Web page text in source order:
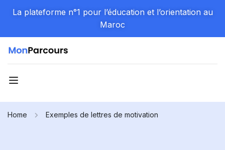
La plateforme n°1 pour l’éducation et l’orientation au
Maroc
Home Exemples de lettres de motivation